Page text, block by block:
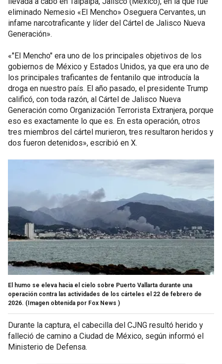
eliminado Nemesio «El Mencho» Oseguera Cervantes, un
infame narcotraficante y líder del Cártel de Jalisco Nueva
Generación».
«"El Mencho" era uno de los principales objetivos de los
gobiernos de México y Estados Unidos, ya que era uno de
los principales traficantes de fentanilo que introducía la
droga en nuestro país. El año pasado, el presidente Trump
calificó, con toda razón, al Cártel de Jalisco Nueva
Generación como Organización Terrorista Extranjera, porque
eso es exactamente lo que es. En esta operación, otros
tres miembros del cártel murieron, tres resultaron heridos y
dos fueron detenidos», escribió en X.
El humo se eleva hacia el cielo sobre Puerto Vallarta durante una
operación contra las actividades de los cárteles el 22 de febrero de
2026. (Imagen obtenida por Fox News )
Durante la captura, el cabecilla del CJNG resultó herido y
falleció de camino a Ciudad de México, según informó el
Ministerio de Defensa.